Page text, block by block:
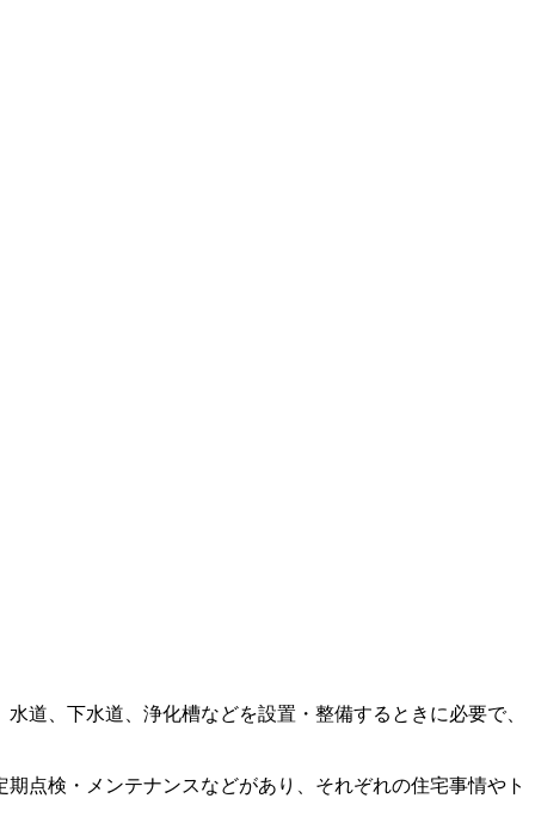
道、下水道、浄化槽などを設置・整備するときに必要で、
点検・メンテナンスなどがあり、それぞれの住宅事情やト